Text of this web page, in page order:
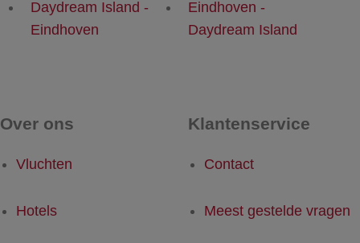
Daydream Island -
Eindhoven
Eindhoven -
Daydream Island
Over ons
Vluchten
Hotels
Klantenservice
Contact
Meest gestelde vragen